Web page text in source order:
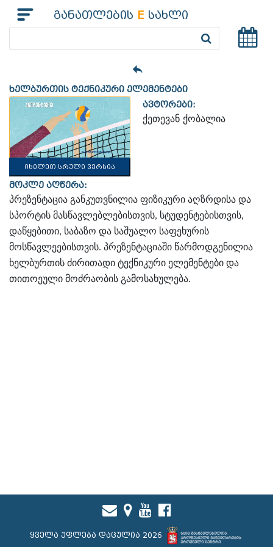
განათლების E სახლი
ხელბურთის ტექნიკური ელემენტები
იხილეთ სრული ვერსია
ავტორები:
ქეთევან ქობალია
მოკლე აღწერა:
პრეზენტაცია განკუთვნილია ფიზიკური აღზრდისა და
სპორტის მასწავლებლებისთვის, სტუდენტებისთვის,
დაწყებითი, საბაზო და საშუალო საფეხურის
მოსწავლეებისთვის. პრეზენტაციაში წარმოდგენილია
ხელბურთის ძირითადი ტექნიკური ელემენტები და
თითოეული მოძრაობის გამოსახულება.
ყველა უფლება დაცულია 2026